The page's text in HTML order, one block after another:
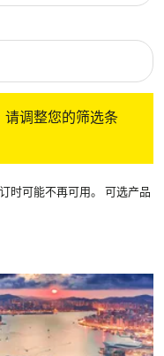
调整您的筛选条
时可能不再可用。 可选产品